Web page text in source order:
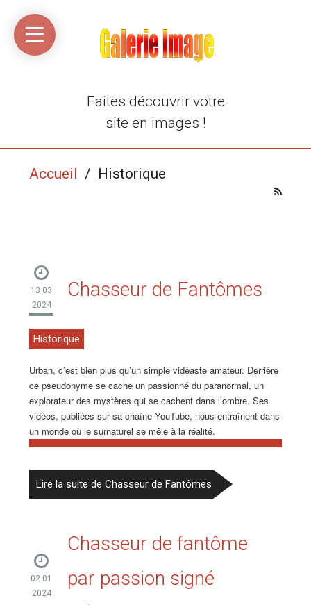
Accueil
Média
libre
Linkinaz
Katomi
compte
Twitter
@Ortegeek
compte
Flickr
Faites découvrir votre
site en images !
Accueil / Historique
13 03
2024
Chasseur de Fantômes
Historique
Urban, c’est bien plus qu’un simple vidéaste amateur. Derrière
ce pseudonyme se cache un passionné du paranormal, un
explorateur des mystères qui se cachent dans l’ombre. Ses
vidéos, publiées sur sa chaîne YouTube, nous entraînent dans
un monde où le surnaturel se mêle à la réalité.
Lire la suite de Chasseur de Fantômes
02 01
2024
Chasseur de fantôme
par passion signé